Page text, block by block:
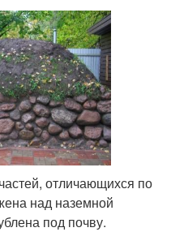
отличающихся по
над наземной
под почву.